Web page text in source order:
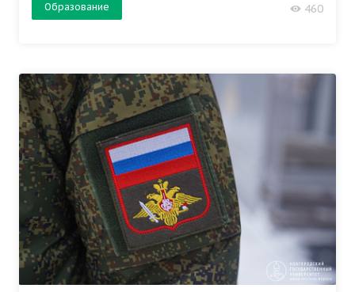
Образование 460